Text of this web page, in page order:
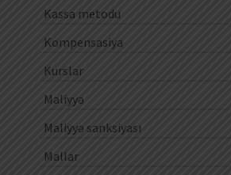
Kassa metodu
Kompensasiya
Kurslar
Maliyyə
Maliyyə sanksiyası
Mallar